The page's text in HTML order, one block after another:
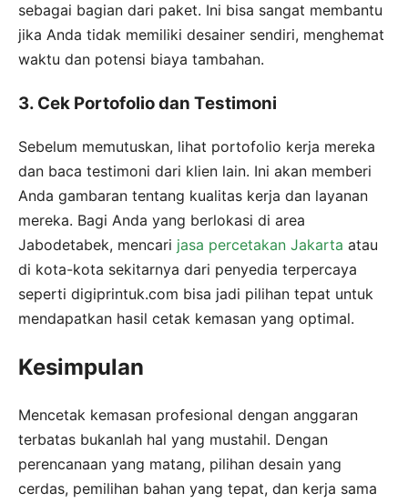
sebagai bagian dari paket. Ini bisa sangat membantu
jika Anda tidak memiliki desainer sendiri, menghemat
waktu dan potensi biaya tambahan.
3. Cek Portofolio dan Testimoni
Sebelum memutuskan, lihat portofolio kerja mereka
dan baca testimoni dari klien lain. Ini akan memberi
Anda gambaran tentang kualitas kerja dan layanan
mereka. Bagi Anda yang berlokasi di area
Jabodetabek, mencari jasa percetakan Jakarta atau
di kota-kota sekitarnya dari penyedia terpercaya
seperti digiprintuk.com bisa jadi pilihan tepat untuk
mendapatkan hasil cetak kemasan yang optimal.
Kesimpulan
Mencetak kemasan profesional dengan anggaran
terbatas bukanlah hal yang mustahil. Dengan
perencanaan yang matang, pilihan desain yang
cerdas, pemilihan bahan yang tepat, dan kerja sama